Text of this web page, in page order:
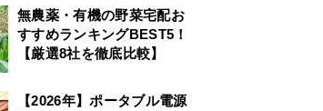
無農薬・有機の野菜宅配お
すすめランキングBEST5！
【厳選8社を徹底比較】
【2026年】ポータブル電源